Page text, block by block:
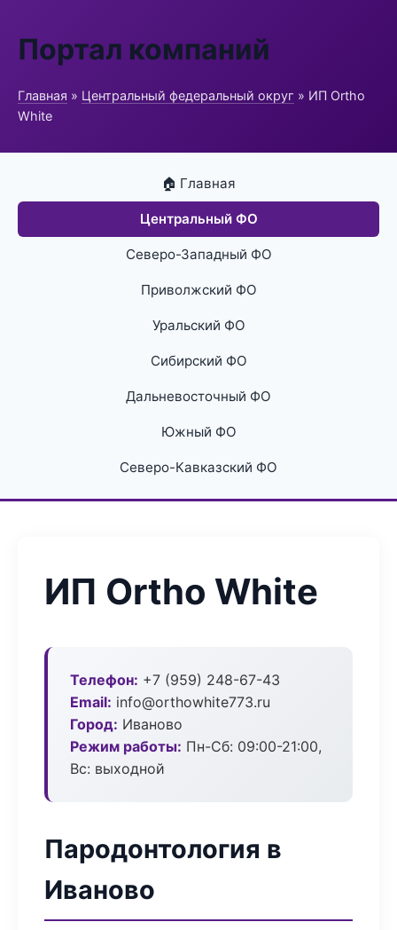
Портал компаний
Главная » Центральный федеральный округ » ИП Ortho
White
🏠 Главная
Центральный ФО
Северо-Западный ФО
Приволжский ФО
Уральский ФО
Сибирский ФО
Дальневосточный ФО
Южный ФО
Северо-Кавказский ФО
ИП Ortho White
Телефон: +7 (959) 248-67-43
Email: info@orthowhite773.ru
Город: Иваново
Режим работы: Пн-Сб: 09:00-21:00,
Вс: выходной
Пародонтология в
Иваново